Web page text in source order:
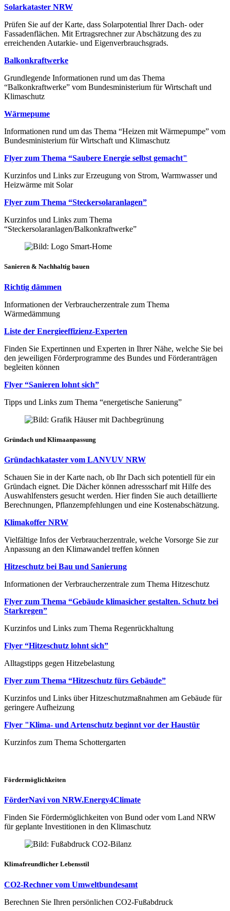
Solarkataster NRW
Prüfen Sie auf der Karte, dass Solarpotential Ihrer Dach- oder
Fassadenflächen. Mit Ertragsrechner zur Abschätzung des zu
erreichenden Autarkie- und Eigenverbrauchsgrads.
Balkonkraftwerke
Grundlegende Informationen rund um das Thema
“Balkonkraftwerke” vom Bundesministerium für Wirtschaft und
Klimaschutz
Wärmepume
Informationen rund um das Thema “Heizen mit Wärmepumpe” vom
Bundesministerium für Wirtschaft und Klimaschutz
Flyer zum Thema “Saubere Energie selbst gemacht"
Kurzinfos und Links zur Erzeugung von Strom, Warmwasser und
Heizwärme mit Solar
Flyer zum Thema “Steckersolaranlagen”
Kurzinfos und Links zum Thema
“Steckersolaranlagen/Balkonkraftwerke”
Sanieren & Nachhaltig bauen
Richtig dämmen
Informationen der Verbraucherzentrale zum Thema
Wärmedämmung
Liste der Energieeffizienz-Experten
Finden Sie Expertinnen und Experten in Ihrer Nähe, welche Sie bei
den jeweiligen Förderprogramme des Bundes und Förderanträgen
begleiten können
Flyer “Sanieren lohnt sich”
Tipps und Links zum Thema “energetische Sanierung”
Gründach und Klimaanpassung
Gründachkataster vom LANVUV NRW
Schauen Sie in der Karte nach, ob Ihr Dach sich potentiell für ein
Gründach eignet. Die Dächer können adressscharf mit Hilfe des
Auswahlfensters gesucht werden. Hier finden Sie auch detaillierte
Berechnungen, Pflanzempfehlungen und eine Kostenabschätzung.
Klimakoffer NRW
Vielfältige Infos der Verbraucherzentrale, welche Vorsorge Sie zur
Anpassung an den Klimawandel treffen können
Hitzeschutz bei Bau und Sanierung
Informationen der Verbraucherzentrale zum Thema Hitzeschutz
Flyer zum Thema “Gebäude klimasicher gestalten. Schutz bei
Starkregen”
Kurzinfos und Links zum Thema Regenrückhaltung
Flyer “Hitzeschutz lohnt sich”
Alltagstipps gegen Hitzebelastung
Flyer zum Thema “Hitzeschutz fürs Gebäude”
Kurzinfos und Links über Hitzeschutzmaßnahmen am Gebäude für
geringere Aufheizung
Flyer "Klima- und Artenschutz beginnt vor der Haustür
Kurzinfos zum Thema Schottergarten
Fördermöglichkeiten
FörderNavi von NRW.Energy4Climate
Finden Sie Fördermöglichkeiten von Bund oder vom Land NRW
für geplante Investitionen in den Klimaschutz
Klimafreundlicher Lebensstil
CO2-Rechner vom Umweltbundesamt
Berechnen Sie Ihren persönlichen CO2-Fußabdruck